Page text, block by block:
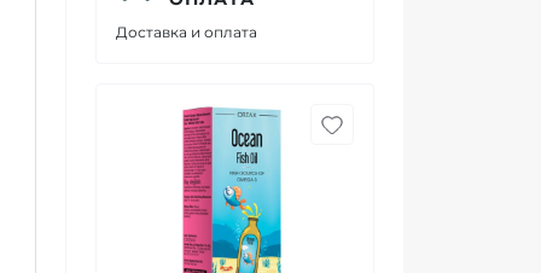
Доставка и оплата